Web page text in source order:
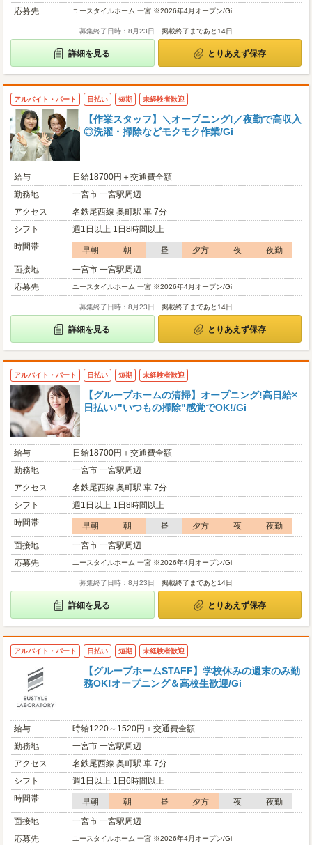
応募先
ユースタイルホーム 一宮 ※2026年4月オープン/Gi
募集終了日時：8月23日 掲載終了まであと14日
詳細を見る とりあえず保存
アルバイト・パート 日払い 短期 未経験者歓迎
【作業スタッフ】＼オープニング!／夜勤で高収入
◎洗濯・掃除などモクモク作業/Gi
給与
日給18700円＋交通費全額
勤務地
一宮市 一宮駅周辺
アクセス
名鉄尾西線 奥町駅 車 7分
シフト
週1日以上 1日8時間以上
時間帯
早朝 朝 昼 夕方 夜
夜勤
面接地
一宮市 一宮駅周辺
応募先
ユースタイルホーム 一宮 ※2026年4月オープン/Gi
募集終了日時：8月23日 掲載終了まであと14日
詳細を見る とりあえず保存
アルバイト・パート 日払い 短期 未経験者歓迎
【グループホームの清掃】オープニング!高日給×
日払い♪"いつもの掃除"感覚でOK!/Gi
給与
日給18700円＋交通費全額
勤務地
一宮市 一宮駅周辺
アクセス
名鉄尾西線 奥町駅 車 7分
シフト
週1日以上 1日8時間以上
時間帯
早朝 朝 昼 夕方 夜
夜勤
面接地
一宮市 一宮駅周辺
応募先
ユースタイルホーム 一宮 ※2026年4月オープン/Gi
募集終了日時：8月23日 掲載終了まであと14日
詳細を見る とりあえず保存
アルバイト・パート 日払い 短期 未経験者歓迎
【グループホームSTAFF】学校休みの週末のみ勤
務OK!オープニング＆高校生歓迎/Gi
給与
時給1220～1520円＋交通費全額
勤務地
一宮市 一宮駅周辺
アクセス
名鉄尾西線 奥町駅 車 7分
シフト
週1日以上 1日6時間以上
時間帯
早朝 朝 昼 夕方 夜
夜勤
面接地
一宮市 一宮駅周辺
応募先
ユースタイルホーム 一宮 ※2026年4月オープン/Gi